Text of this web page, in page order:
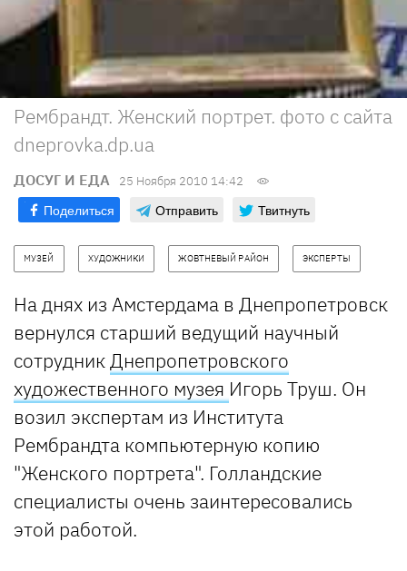
Рембрандт. Женский портрет. фото с сайта
dneprovka.dp.ua
ДОСУГ И ЕДА 25 Ноября 2010 14:42
Поделиться Отправить Твитнуть
МУЗЕЙ ХУДОЖНИКИ ЖОВТНЕВЫЙ РАЙОН ЭКСПЕРТЫ
На днях из Амстердама в Днепропетровск
вернулся старший ведущий научный
сотрудникДнепропетровского
художественного музея Игорь Труш. Он
возил экспертам из Института
Рембрандта компьютерную копию
"Женского портрета". Голландские
специалисты очень заинтересовались
этой работой.